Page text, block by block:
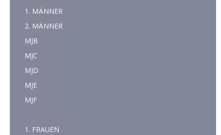
1. MÄNNER
2. MÄNNER
MJB
MJC
MJD
MJE
MJF
1. FRAUEN